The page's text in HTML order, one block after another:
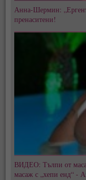
Анна-Шермин:
пренаситени!
ВИДЕО: Тълпи от
масаж с „хепи енд“ -